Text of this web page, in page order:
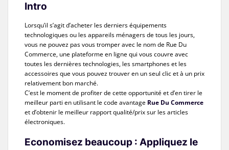
Intro
Lorsqu’il s’agit d’acheter les derniers équipements
technologiques ou les appareils ménagers de tous les jours,
vous ne pouvez pas vous tromper avec le nom de Rue Du
Commerce, une plateforme en ligne qui vous couvre avec
toutes les dernières technologies, les smartphones et les
accessoires que vous pouvez trouver en un seul clic et à un prix
relativement bon marché.
C’est le moment de profiter de cette opportunité et d’en tirer le
meilleur parti en utilisant le code avantage Rue Du Commerce
et d’obtenir le meilleur rapport qualité/prix sur les articles
électroniques.
Economisez beaucoup : Appliquez le